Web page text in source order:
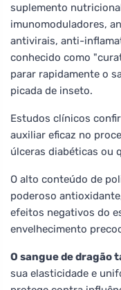
suplemento
imunomoduladores,
antivirais, anti-
conhecido como
parar rapidamente o
picada de inseto.
Estudos clínicos
auxiliar eficaz no
úlceras diabéticas ou
O alto conteúdo de
poderoso
efeitos negativos do
envelhecimento
O sangue de dragão
sua elasticidade e